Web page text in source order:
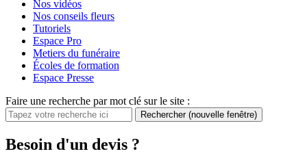
Nos vidéos
Nos conseils fleurs
Tutoriels
Espace Pro
Metiers du funéraire
Écoles de formation
Espace Presse
Faire une recherche par mot clé sur le site :
Rechercher (nouvelle fenêtre)
Besoin d'un devis ?